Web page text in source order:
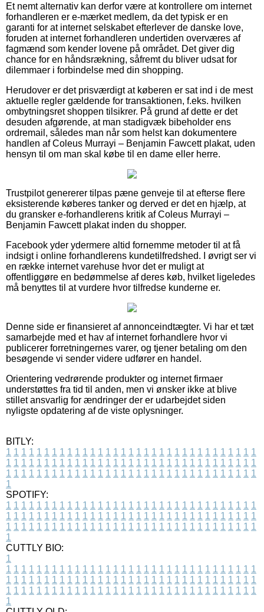
Et nemt alternativ kan derfor være at kontrollere om internet
forhandleren er e-mærket medlem, da det typisk er en
garanti for at internet selskabet efterlever de danske love,
foruden at internet forhandleren undertiden overværes af
fagmænd som kender lovene på området. Det giver dig
chance for en håndsrækning, såfremt du bliver udsat for
dilemmaer i forbindelse med din shopping.
Herudover er det prisværdigt at køberen er sat ind i de mest
aktuelle regler gældende for transaktionen, f.eks. hvilken
ombytningsret shoppen tilsikrer. På grund af dette er det
desuden afgørende, at man stadigvæk bibeholder ens
ordremail, således man når som helst kan dokumentere
handlen af Coleus Murrayi – Benjamin Fawcett plakat, uden
hensyn til om man skal købe til en dame eller herre.
Trustpilot genererer tilpas pæne genveje til at efterse flere
eksisterende køberes tanker og derved er det en hjælp, at
du gransker e-forhandlerens kritik af Coleus Murrayi –
Benjamin Fawcett plakat inden du shopper.
Facebook yder ydermere altid fornemme metoder til at få
indsigt i online forhandlerens kundetilfredshed. I øvrigt ser vi
en række internet varehuse hvor det er muligt at
offentliggøre en bedømmelse af deres køb, hvilket ligeledes
må benyttes til at vurdere hvor tilfredse kunderne er.
Denne side er finansieret af annonceindtægter. Vi har et tæt
samarbejde med et hav af internet forhandlere hvor vi
publicerer forretningernes varer, og tjener betaling om den
besøgende vi sender videre udfører en handel.
Orientering vedrørende produkter og internet firmaer
understøttes fra tid til anden, men vi ønsker ikke at blive
stillet ansvarlig for ændringer der er udarbejdet siden
nyligste opdatering af de viste oplysninger.
BITLY:
1 1 1 1 1 1 1 1 1 1 1 1 1 1 1 1 1 1 1 1 1 1 1 1 1 1 1 1 1 1 1 1 1
1 1 1 1 1 1 1 1 1 1 1 1 1 1 1 1 1 1 1 1 1 1 1 1 1 1 1 1 1 1 1 1 1
1 1 1 1 1 1 1 1 1 1 1 1 1 1 1 1 1 1 1 1 1 1 1 1 1 1 1 1 1 1 1 1 1
1
SPOTIFY:
1 1 1 1 1 1 1 1 1 1 1 1 1 1 1 1 1 1 1 1 1 1 1 1 1 1 1 1 1 1 1 1 1
1 1 1 1 1 1 1 1 1 1 1 1 1 1 1 1 1 1 1 1 1 1 1 1 1 1 1 1 1 1 1 1 1
1 1 1 1 1 1 1 1 1 1 1 1 1 1 1 1 1 1 1 1 1 1 1 1 1 1 1 1 1 1 1 1 1
1
CUTTLY BIO:
1
1 1 1 1 1 1 1 1 1 1 1 1 1 1 1 1 1 1 1 1 1 1 1 1 1 1 1 1 1 1 1 1 1
1 1 1 1 1 1 1 1 1 1 1 1 1 1 1 1 1 1 1 1 1 1 1 1 1 1 1 1 1 1 1 1 1
1 1 1 1 1 1 1 1 1 1 1 1 1 1 1 1 1 1 1 1 1 1 1 1 1 1 1 1 1 1 1 1 1
1